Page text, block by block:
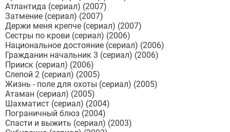
Атлантида (сериал) (2007)
Затмение (сериал) (2007)
Держи меня крепче (сериал) (2007)
Сестры по крови (сериал) (2006)
Национальное достояние (сериал) (2006)
Гражданин начальник 3 (сериал) (2006)
Прииск (сериал) (2006)
Слепой 2 (сериал) (2005)
Жизнь - поле для охоты (сериал) (2005)
Атаман (сериал) (2005)
Шахматист (сериал) (2004)
Пограничный блюз (2004)
Спасти и выжить (сериал) (2003)